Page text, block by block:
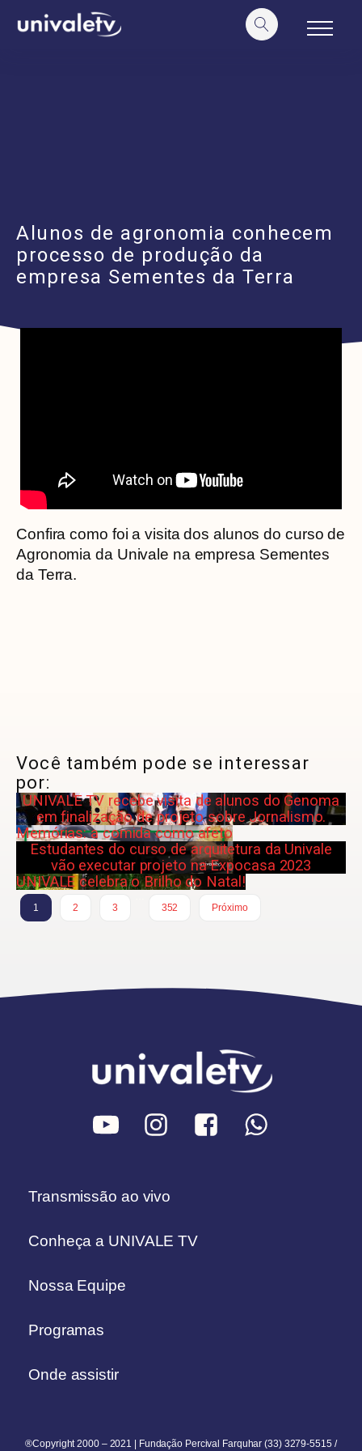
conteúdo
Alunos de agronomia conhecem
processo de produção da
empresa Sementes da Terra
Confira como foi a visita dos alunos do curso de
Agronomia da Univale na empresa Sementes
da Terra.
Você também pode se interessar
por:
UNIVALE TV recebe visita de alunos do Genoma
em finalização de projeto sobre Jornalismo.
Memórias: a comida como afeto
Estudantes do curso de arquitetura da Univale
vão executar projeto na Expocasa 2023
UNIVALE celebra o Brilho do Natal!
1 2 3
352
Próximo
Transmissão ao vivo
Conheça a UNIVALE TV
Nossa Equipe
Programas
Onde assistir
®Copyright 2000 – 2021 | Fundação Percival Farquhar (33) 3279-5515 /